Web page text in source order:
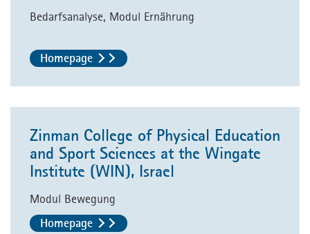
Bedarfsanalyse, Modul Ernährung
Homepage
Zinman College of Physical Education
and Sport Sciences at the Wingate
Institute (WIN), Israel
Modul Bewegung
Homepage